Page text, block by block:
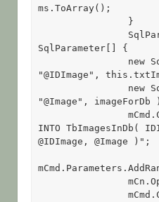
ms.ToArray();
SqlParameter[] {
"@IDImage",
"@Image",
                mCmd.CommandText = "INSERT
INTO TbImagesInDb(
@IDImage, @Image )";
                mCn.Open();
                mCmd.Connection = mCn;